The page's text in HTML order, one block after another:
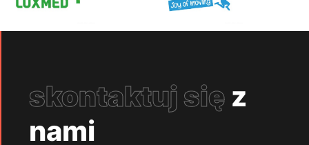
skontaktuj się z
nami